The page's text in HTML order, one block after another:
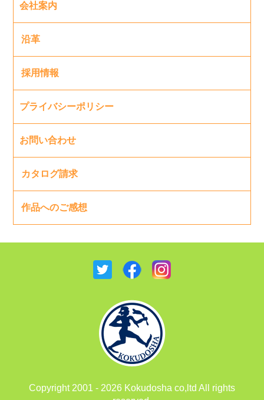
会社案内
沿革
採用情報
プライバシーポリシー
お問い合わせ
カタログ請求
作品へのご感想
Copyright 2001 - 2026 Kokudosha co,ltd All rights